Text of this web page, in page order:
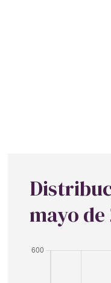
mayo de